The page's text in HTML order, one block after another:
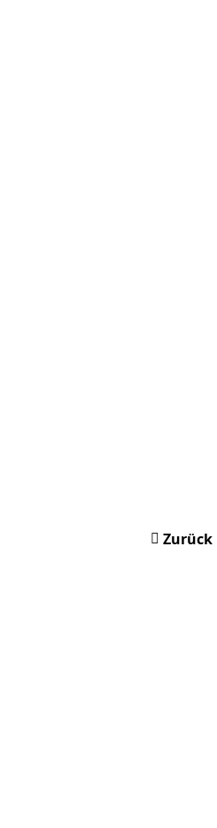
Zurück